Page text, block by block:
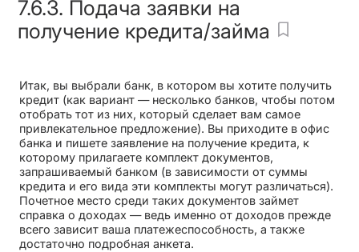
7.6.3. Подача заявки на
получение кредита/займа
Итак, вы выбрали банк, в котором вы хотите получить
кредит (как вариант — несколько банков, чтобы потом
отобрать тот из них, который сделает вам самое
привлекательное предложение). Вы приходите в офис
банка и пишете заявление на получение кредита, к
которому прилагаете комплект документов,
запрашиваемый банком (в зависимости от суммы
кредита и его вида эти комплекты могут различаться).
Почетное место среди таких документов займет
справка о доходах — ведь именно от доходов прежде
всего зависит ваша платежеспособность, а также
достаточно подробная анкета.